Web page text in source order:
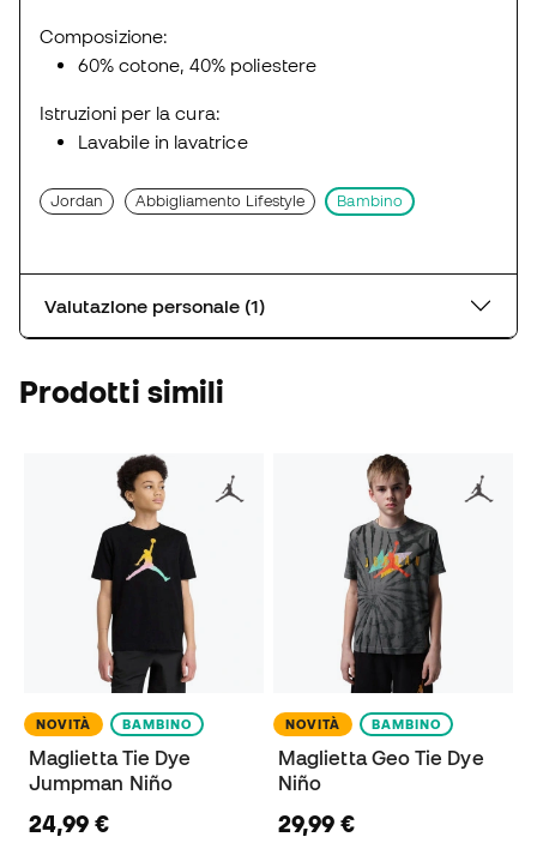
Composizione:
60% cotone, 40% poliestere
Istruzioni per la cura:
Lavabile in lavatrice
Jordan Abbigliamento Lifestyle Bambino
Valutazione personale (1)
Prodotti simili
NOVITÀ BAMBINO
Maglietta Tie Dye
Jumpman Niño
24,99 €
NOVITÀ BAMBINO
Maglietta Geo Tie Dye
Niño
29,99 €